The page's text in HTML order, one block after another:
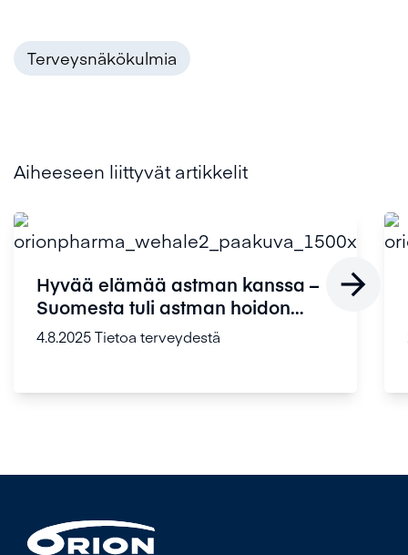
Terveysnäkökulmia
Aiheeseen liittyvät artikkelit
Hyvää elämää astman kanssa –
Suomesta tuli astman hoidon
edelläk...
4.8.2025Tietoa terveydestä
